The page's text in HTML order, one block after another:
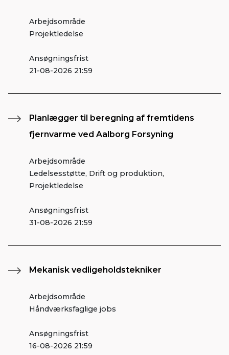
Arbejdsområde
Projektledelse
Ansøgningsfrist
21-08-2026 21:59
Planlægger til beregning af fremtidens
fjernvarme ved Aalborg Forsyning
Arbejdsområde
Ledelsesstøtte, Drift og produktion,
Projektledelse
Ansøgningsfrist
31-08-2026 21:59
Mekanisk vedligeholdstekniker
Arbejdsområde
Håndværksfaglige jobs
Ansøgningsfrist
16-08-2026 21:59